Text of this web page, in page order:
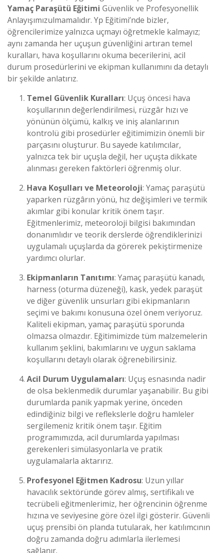
Yamaç Paraşütü Eğitimi Güvenlik ve Profesyonellik
Anlayışımızulmamalıdır. Yp Eğitimi’nde bizler,
öğrencilerimize yalnızca uçmayı öğretmekle kalmayız;
aynı zamanda her uçuşun güvenliğini artıran temel
kuralları, hava koşullarını okuma becerilerini, acil
durum prosedürlerini ve ekipman kullanımını da detaylı
bir şekilde anlatırız.
Temel Güvenlik Kuralları: Uçuş öncesi hava
koşullarının değerlendirilmesi, rüzgâr hızı ve
yönünün ölçümü, kalkış ve iniş alanlarının
kontrolü gibi prosedürler eğitimimizin önemli bir
parçasını oluşturur. Bu sayede katılımcılar,
yalnızca tek bir uçuşla değil, her uçuşta dikkate
alınması gereken faktörleri öğrenmiş olur.
Hava Koşulları ve Meteoroloji: Yamaç paraşütü
yaparken rüzgârın yönü, hız değişimleri ve termik
akımlar gibi konular kritik önem taşır.
Eğitmenlerimiz, meteoroloji bilgisi bakımından
donanımlıdır ve teorik derslerde öğrendiklerinizi
uygulamalı uçuşlarda da görerek pekiştirmenize
yardımcı olurlar.
Ekipmanların Tanıtımı: Yamaç paraşütü kanadı,
harness (oturma düzeneği), kask, yedek paraşüt
ve diğer güvenlik unsurları gibi ekipmanların
seçimi ve bakımı konusuna özel önem veriyoruz.
Kaliteli ekipman, yamaç paraşütü sporunda
olmazsa olmazdır. Eğitimimizde tüm malzemelerin
kullanım şeklini, bakımlarını ve uygun saklama
koşullarını detaylı olarak öğrenebilirsiniz.
Acil Durum Uygulamaları: Uçuş esnasında nadir
de olsa beklenmedik durumlar yaşanabilir. Bu gibi
durumlarda panik yapmak yerine, önceden
edindiğiniz bilgi ve reflekslerle doğru hamleler
sergilemeniz kritik önem taşır. Eğitim
programımızda, acil durumlarda yapılması
gerekenleri simülasyonlarla ve pratik
uygulamalarla aktarırız.
Profesyonel Eğitmen Kadrosu: Uzun yıllar
havacılık sektöründe görev almış, sertifikalı ve
tecrübeli eğitmenlerimiz, her öğrencinin öğrenme
hızına ve seviyesine göre özel ilgi gösterir. Güvenli
uçuş prensibi ön planda tutularak, her katılımcının
doğru zamanda doğru adımlarla ilerlemesi
sağlanır.